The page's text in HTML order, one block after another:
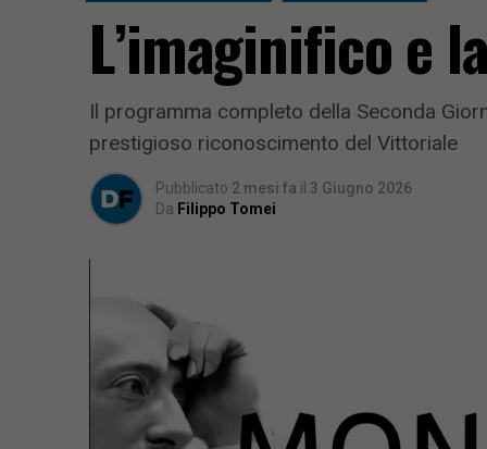
L’imaginifico e
Il programma completo della Seconda
prestigioso riconoscimento del Vittoriale
Pubblicato 2 mesi fa il 3 Giugno 2026
Da Filippo Tomei